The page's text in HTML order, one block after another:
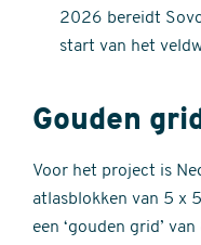
2026 bereidt
start van het
Gouden
Voor het project is
atlasblokken van 5 x
een ‘gouden grid’